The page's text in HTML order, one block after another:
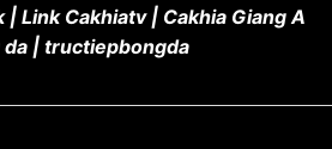
| Link Cakhiatv | Cakhia Giang A
da | tructiepbongda